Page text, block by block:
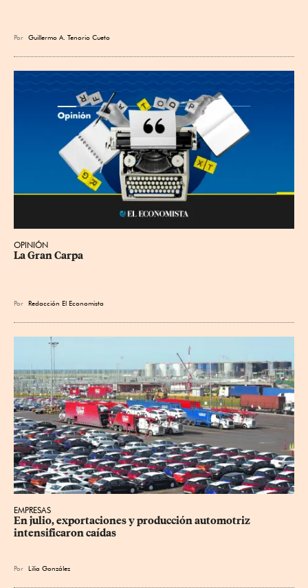
Por Guillermo A. Tenorio Cueto
OPINIÓN
La Gran Carpa
Por Redacción El Economista
EMPRESAS
En julio, exportaciones y producción automotriz
intensificaron caídas
Por Lilia González